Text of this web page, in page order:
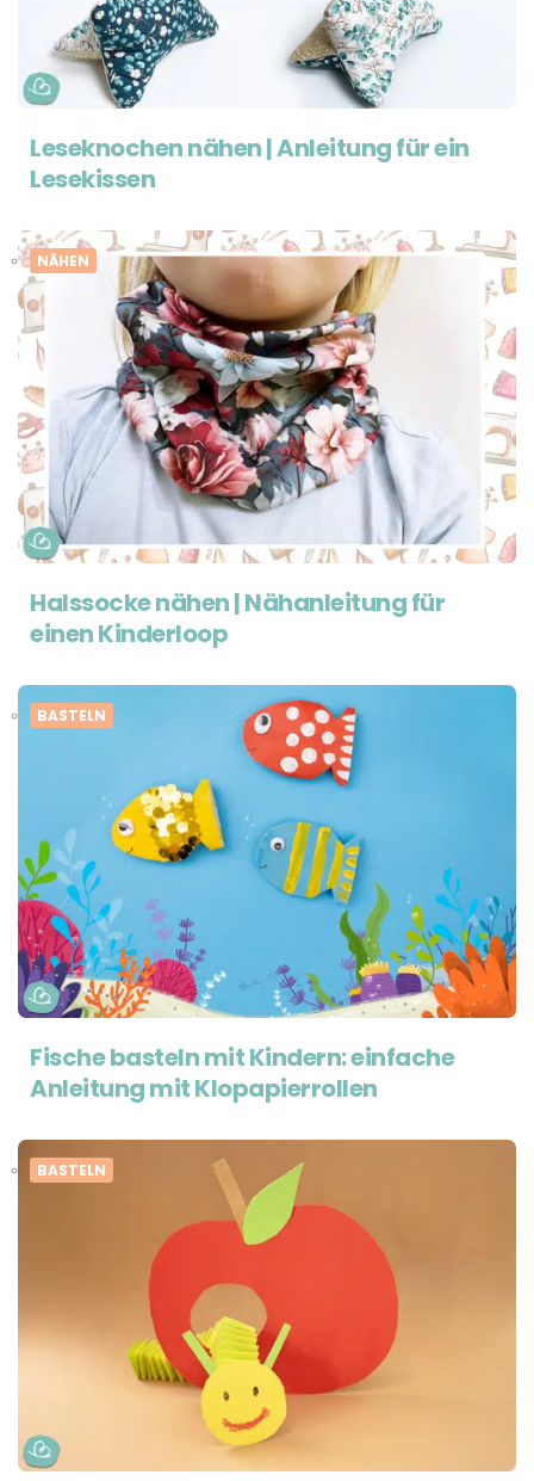
Leseknochen nähen | Anleitung für ein
Lesekissen
NÄHEN
Halssocke nähen | Nähanleitung für
einen Kinderloop
BASTELN
Fische basteln mit Kindern: einfache
Anleitung mit Klopapierrollen
BASTELN